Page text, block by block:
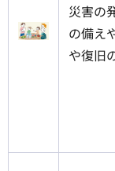
災害の
の備え
や復旧